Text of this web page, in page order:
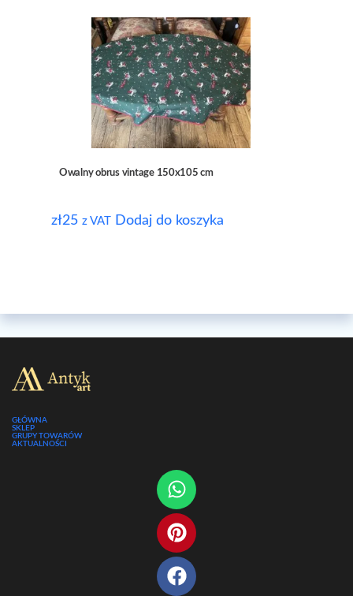
Owalny obrus vintage 150x105 cm
zł25 z VAT Dodaj do koszyka
GŁÓWNA
SKLEP
GRUPY TOWARÓW
AKTUALNOŚCI